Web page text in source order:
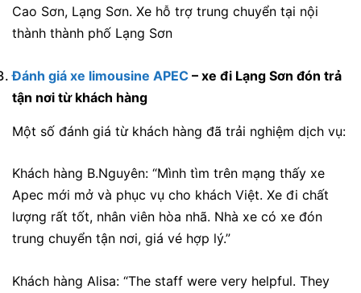
Cao Sơn, Lạng Sơn. Xe hỗ trợ trung chuyển tại nội
thành thành phố Lạng Sơn
Đánh giá xe limousine APEC – xe đi Lạng Sơn đón trả
tận nơi từ khách hàng
Một số đánh giá từ khách hàng đã trải nghiệm dịch vụ:
Khách hàng B.Nguyên: “Mình tìm trên mạng thấy xe
Apec mới mở và phục vụ cho khách Việt. Xe đi chất
lượng rất tốt, nhân viên hòa nhã. Nhà xe có xe đón
trung chuyển tận nơi, giá vé hợp lý.”
Khách hàng Alisa: “The staff were very helpful. They